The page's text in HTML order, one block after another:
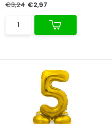
€3,24 €2,97